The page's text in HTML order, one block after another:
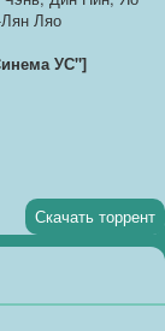
Ляо
УС"]
Скачать торрент